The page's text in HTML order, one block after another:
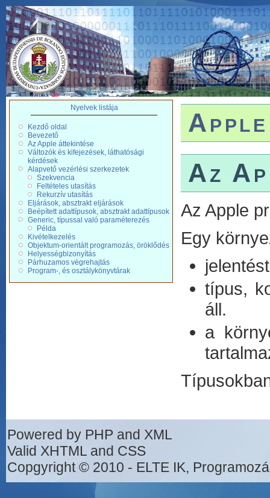
Nyelvek listája
Kezdő oldal
Bevezető
Az Apple áttekintése
Változók és kifejezések, láthatósági
kérdések
Alapvető vezérlési szerkezetek
Szekvencia
Feltételes utasítás
Rekurzív utasítás
Eljárások, absztrakt eljárások
Beépített adattípusok, absztrakt adattípusok
Generic, típussal való paraméterezés
Példa
Kivételkezelés
Objektum-orientált programozás, öröklődés
Helyességbizonyítás
Párhuzamos végrehajtás
Program-, és osztálykönyvtárak
Apple
Az
Az Apple
Egy
típus,
áll.
a
Powered by PHP and XML
Valid XHTML and CSS
Copgyright © 2010 - ELTE IK,